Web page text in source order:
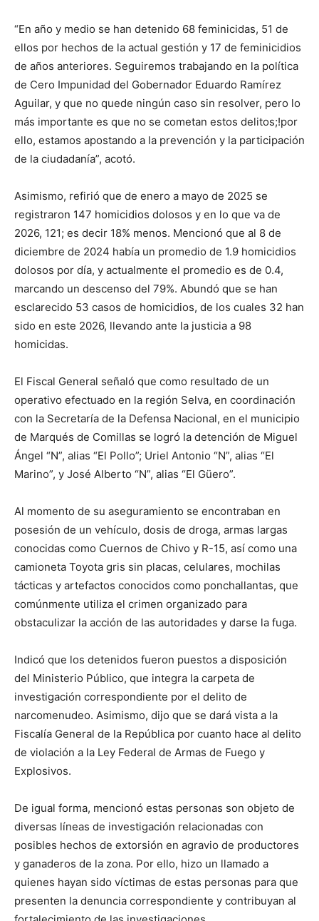
“En año y medio se han detenido 68 feminicidas, 51 de
ellos por hechos de la actual gestión y 17 de feminicidios
de años anteriores. Seguiremos trabajando en la política
de Cero Impunidad del Gobernador Eduardo Ramírez
Aguilar, y que no quede ningún caso sin resolver, pero lo
más importante es que no se cometan estos delitos;!por
ello, estamos apostando a la prevención y la participación
de la ciudadanía”, acotó.
Asimismo, refirió que de enero a mayo de 2025 se
registraron 147 homicidios dolosos y en lo que va de
2026, 121; es decir 18% menos. Mencionó que al 8 de
diciembre de 2024 había un promedio de 1.9 homicidios
dolosos por día, y actualmente el promedio es de 0.4,
marcando un descenso del 79%. Abundó que se han
esclarecido 53 casos de homicidios, de los cuales 32 han
sido en este 2026, llevando ante la justicia a 98
homicidas.
El Fiscal General señaló que como resultado de un
operativo efectuado en la región Selva, en coordinación
con la Secretaría de la Defensa Nacional, en el municipio
de Marqués de Comillas se logró la detención de Miguel
Ángel “N”, alias “El Pollo”; Uriel Antonio “N”, alias “El
Marino”, y José Alberto “N”, alias “El Güero”.
Al momento de su aseguramiento se encontraban en
posesión de un vehículo, dosis de droga, armas largas
conocidas como Cuernos de Chivo y R-15, así como una
camioneta Toyota gris sin placas, celulares, mochilas
tácticas y artefactos conocidos como ponchallantas, que
comúnmente utiliza el crimen organizado para
obstaculizar la acción de las autoridades y darse la fuga.
Indicó que los detenidos fueron puestos a disposición
del Ministerio Público, que integra la carpeta de
investigación correspondiente por el delito de
narcomenudeo. Asimismo, dijo que se dará vista a la
Fiscalía General de la República por cuanto hace al delito
de violación a la Ley Federal de Armas de Fuego y
Explosivos.
De igual forma, mencionó estas personas son objeto de
diversas líneas de investigación relacionadas con
posibles hechos de extorsión en agravio de productores
y ganaderos de la zona. Por ello, hizo un llamado a
quienes hayan sido víctimas de estas personas para que
presenten la denuncia correspondiente y contribuyan al